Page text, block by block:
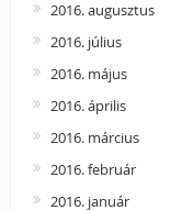
2016. augusztus
2016. július
2016. május
2016. április
2016. március
2016. február
2016. január